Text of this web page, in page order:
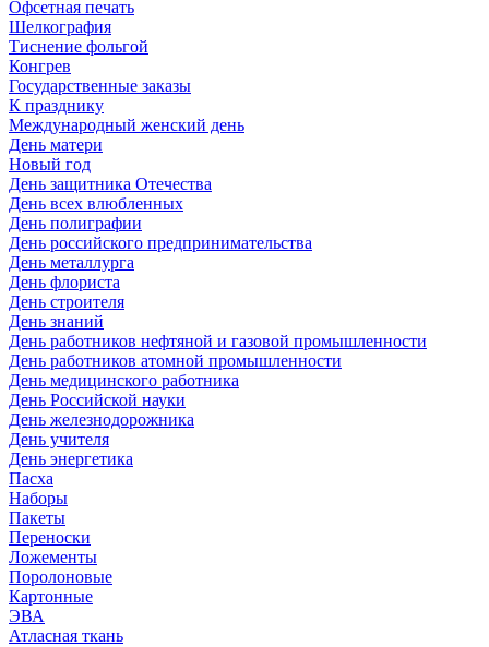
Офсетная печать
Шелкография
Тиснение фольгой
Конгрев
Государственные заказы
К празднику
Международный женский день
День матери
Новый год
День защитника Отечества
День всех влюбленных
День полиграфии
День российского предпринимательства
День металлурга
День флориста
День строителя
День знаний
День работников нефтяной и газовой промышленности
День работников атомной промышленности
День медицинского работника
День Российской науки
День железнодорожника
День учителя
День энергетика
Пасха
Наборы
Пакеты
Переноски
Ложементы
Поролоновые
Картонные
ЭВА
Атласная ткань